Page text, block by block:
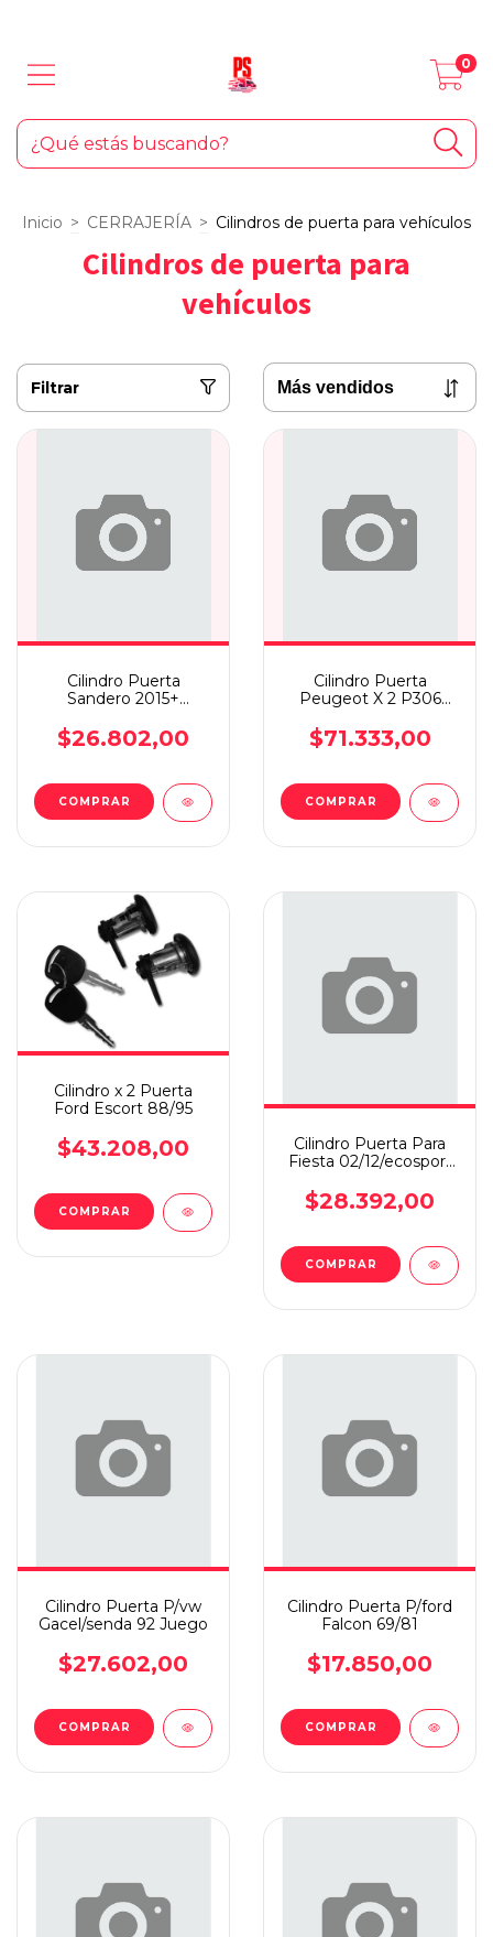
0
Inicio > CERRAJERÍA > Cilindros de puerta para vehículos
Cilindros de puerta para
vehículos
Filtrar
Cilindro Puerta
Sandero 2015+
Cilindro+2llaves)
$26.802,00
COMPRAR
Cilindro Puerta
Peugeot X 2 P306
$71.333,00
Cilindro x 2 Puerta
Ford Escort 88/95
$43.208,00
Cilindro Puerta Para
Fiesta 02/12/ecosport
$28.392,00
Cilindro Puerta P/vw
Gacel/senda 92 Juego
$27.602,00
Cilindro Puerta P/ford
Falcon 69/81
$17.850,00